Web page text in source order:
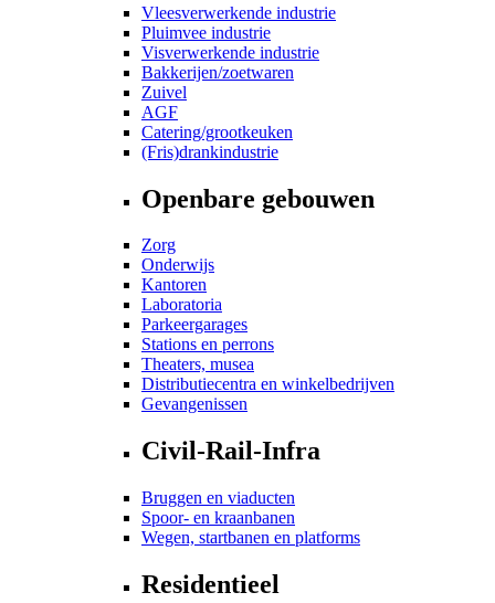
Vleesverwerkende industrie
Pluimvee industrie
Visverwerkende industrie
Bakkerijen/zoetwaren
Zuivel
AGF
Catering/grootkeuken
(Fris)drankindustrie
Openbare gebouwen
Zorg
Onderwijs
Kantoren
Laboratoria
Parkeergarages
Stations en perrons
Theaters, musea
Distributiecentra en winkelbedrijven
Gevangenissen
Civil-Rail-Infra
Bruggen en viaducten
Spoor- en kraanbanen
Wegen, startbanen en platforms
Residentieel